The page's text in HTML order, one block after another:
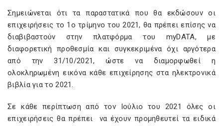
Σημειώνεται ότι τα παραστατικά που θα εκδώσουν οι
επιχειρήσεις το 1ο τρίμηνο του 2021, θα πρέπει επίσης να
διαβιβαστούν στην πλατφόρμα του myDATA, με
διαφορετική προθεσμία και συγκεκριμένα όχι αργότερα
από την 31/10/2021, ώστε να διαμορφωθεί η
ολοκληρωμένη εικόνα κάθε επιχείρησης στα ηλεκτρονικά
βιβλία για το 2021.
Σε κάθε περίπτωση από τον Ιούλιο του 2021 όλες οι
επιχειρήσεις θα πρέπει να έχουν προμηθευτεί τα ειδικά